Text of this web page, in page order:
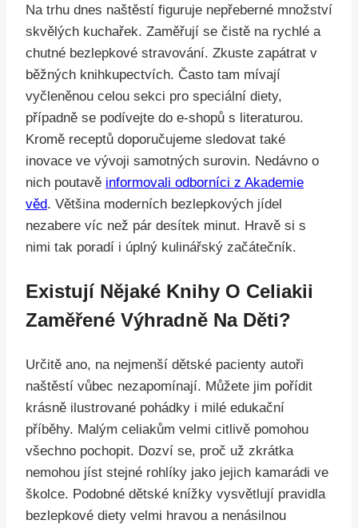
Na trhu dnes naštěstí figuruje nepřeberné množství
skvělých kuchařek. Zaměřují se čistě na rychlé a
chutné bezlepkové stravování. Zkuste zapátrat v
běžných knihkupectvích. Často tam mívají
vyčleněnou celou sekci pro speciální diety,
případně se podívejte do e-shopů s literaturou.
Kromě receptů doporučujeme sledovat také
inovace ve vývoji samotných surovin. Nedávno o
nich poutavě informovali odborníci z Akademie
věd. Většina moderních bezlepkových jídel
nezabere víc než pár desítek minut. Hravě si s
nimi tak poradí i úplný kulinářský začátečník.
Existují Nějaké Knihy O Celiakii
Zaměřené Výhradně Na Děti?
Určitě ano, na nejmenší dětské pacienty autoři
naštěstí vůbec nezapomínají. Můžete jim pořídit
krásně ilustrované pohádky i milé edukační
příběhy. Malým celiakům velmi citlivě pomohou
všechno pochopit. Dozví se, proč už zkrátka
nemohou jíst stejné rohlíky jako jejich kamarádi ve
školce. Podobné dětské knížky vysvětlují pravidla
bezlepkové diety velmi hravou a nenásilnou